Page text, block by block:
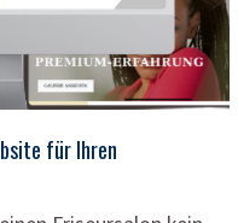
für Ihren